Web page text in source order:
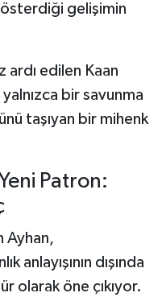
gelişimin
edilen Kaan
bir savunma
taşıyan bir mihenk
Patron:
Ayhan,
anlayışının dışında
olarak öne çıkıyor.